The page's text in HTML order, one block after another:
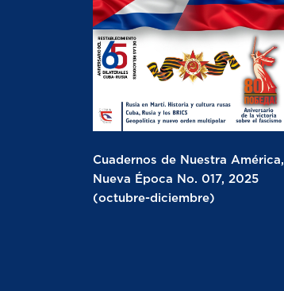
Cuadernos de Nuestra América,
Nueva Época No. 017, 2025
(octubre-diciembre)